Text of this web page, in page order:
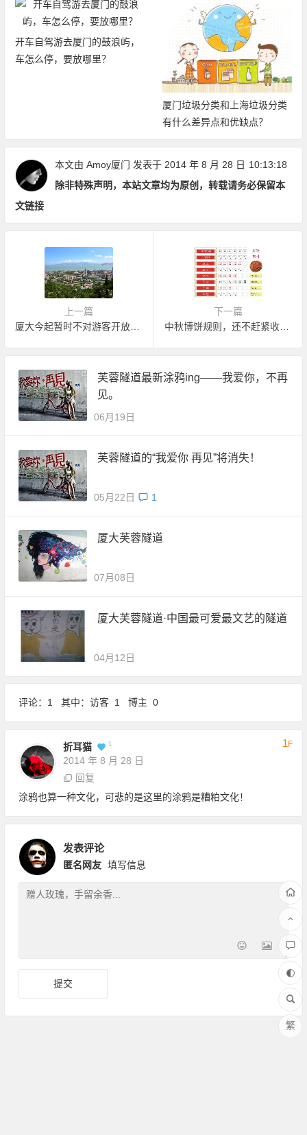
2019厦门旅游年卡：免费、无
限次畅玩厦门21大景区
本文由 Amoy厦门 发表于 2014 年 8 月 28 日 10:13:18
除非特殊声明，本站文章均为原创，转载请务必保留本
文链接
上一篇
厦大今起暂时不对游客开放了 9月14日起恢复正常
下一篇
中秋博饼规则，还不赶紧收藏起来
芙蓉隧道最新涂鸦ing——我爱你，不再
见。
06月19日
芙蓉隧道的“我爱你 再见”将消失！
05月22日 1
厦大芙蓉隧道
07月08日
厦大芙蓉隧道·中国最可爱最文艺的隧道
04月12日
评论：1 其中：访客 1 博主 0
折耳猫 1
2014 年 8 月 28 日
1F
回复
涂鸦也算一种文化，可悲的是这里的涂鸦是糟粕文化！
发表评论
匿名网友 填写信息
繁